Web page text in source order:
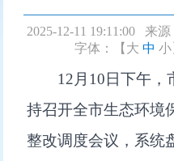
2025-12-11 19:11:00 来源
字体：【 大 中 小
12月10日下午，
持召开全市生态环境
整改调度会议，系统